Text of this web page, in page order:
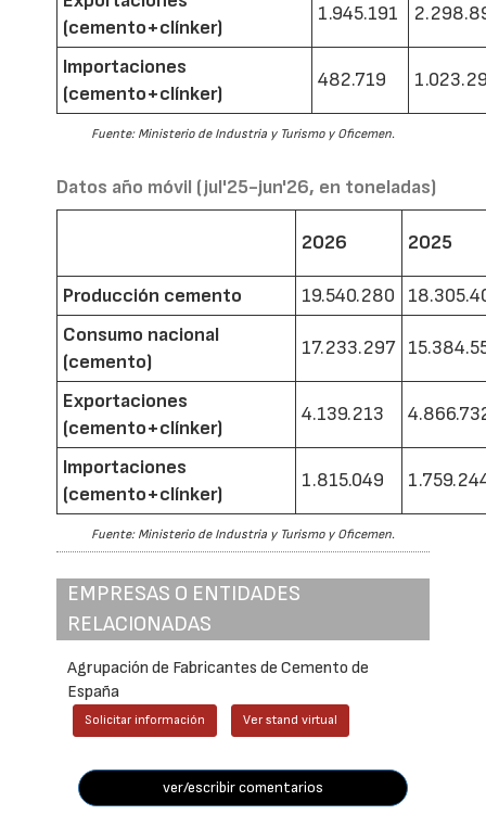
(cemento+clínker)
1.945.191
Importaciones
(cemento+clínker)
482.719
Fuente: Ministerio de Industria y Turismo y Oficemen.
Datos año móvil (jul'25-jun'26, en toneladas)
2026 2025
Producción cemento 19.540.280
Consumo nacional
(cemento)
17.233.297
Exportaciones
(cemento+clínker)
4.139.213
Importaciones
(cemento+clínker)
1.815.049
Fuente: Ministerio de Industria y Turismo y Oficemen.
EMPRESAS O ENTIDADES
RELACIONADAS
Agrupación de Fabricantes de Cemento de
España
Solicitar información Ver stand virtual
ver/escribir comentarios